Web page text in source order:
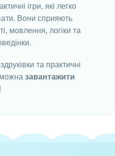
ігри, які легко
Вони сприяють
мовлення, логіки та
та практичні
завантажити